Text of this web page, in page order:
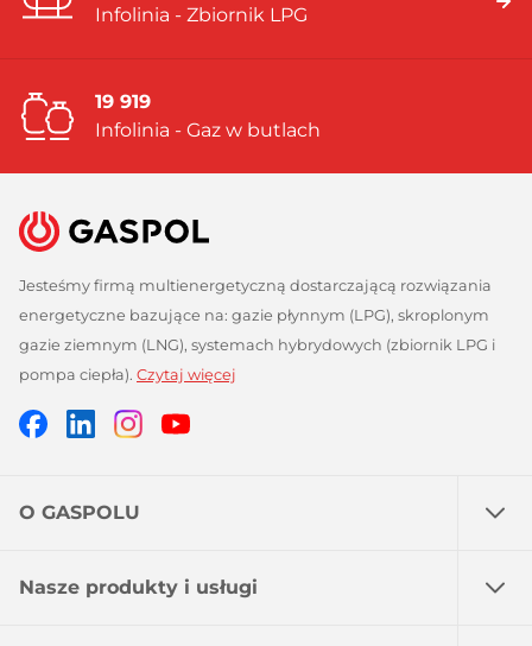
Infolinia - Zbiornik LPG
19 919
Infolinia - Gaz w butlach
Jesteśmy firmą multienergetyczną dostarczającą rozwiązania
energetyczne bazujące na: gazie płynnym (LPG), skroplonym
gazie ziemnym (LNG), systemach hybrydowych (zbiornik LPG i
pompa ciepła). Czytaj więcej
FacebookLinkedinInstagram
O GASPOLU
Nasze produkty i usługi